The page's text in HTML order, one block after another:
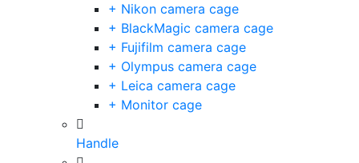
+ Nikon camera cage
+ BlackMagic camera cage
+ Fujifilm camera cage
+ Olympus camera cage
+ Leica camera cage
+ Monitor cage
Handle